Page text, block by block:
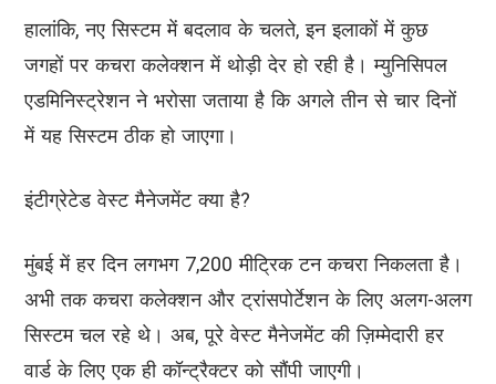
हालांकि, नए सिस्टम में बदलाव के चलते, इन इलाकों में कुछ
जगहों पर कचरा कलेक्शन में थोड़ी देर हो रही है। म्युनिसिपल
एडमिनिस्ट्रेशन ने भरोसा जताया है कि अगले तीन से चार दिनों
में यह सिस्टम ठीक हो जाएगा।
इंटीग्रेटेड वेस्ट मैनेजमेंट क्या है?
मुंबई में हर दिन लगभग 7,200 मीट्रिक टन कचरा निकलता है।
अभी तक कचरा कलेक्शन और ट्रांसपोर्टेशन के लिए अलग-अलग
सिस्टम चल रहे थे। अब, पूरे वेस्ट मैनेजमेंट की ज़िम्मेदारी हर
वार्ड के लिए एक ही कॉन्ट्रैक्टर को सौंपी जाएगी।